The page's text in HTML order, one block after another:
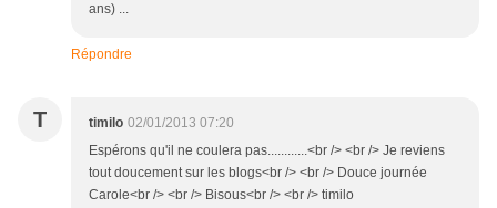
ans) ...
Répondre
T timilo 02/01/2013 07:20
Espérons qu'il ne coulera pas............<br /> <br /> Je reviens
tout doucement sur les blogs<br /> <br /> Douce journée
Carole<br /> <br /> Bisous<br /> <br /> timilo